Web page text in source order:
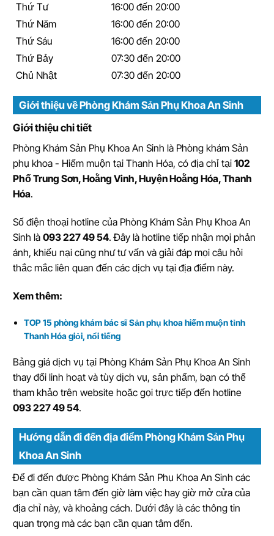
Thứ Tư
16:00 đến 20:00
Thứ Năm
16:00 đến 20:00
Thứ Sáu
16:00 đến 20:00
Thứ Bảy
07:30 đến 20:00
Chủ Nhật
07:30 đến 20:00
Giới thiệu về Phòng Khám Sản Phụ Khoa An Sinh
Giới thiệu chi tiết
Phòng Khám Sản Phụ Khoa An Sinh là Phòng khám Sản
phụ khoa - Hiếm muộn tại Thanh Hóa, có địa chỉ tại 102
Phố Trung Sơn, Hoằng Vinh, Huyện Hoằng Hóa, Thanh
Hóa.
Số điện thoại hotline của Phòng Khám Sản Phụ Khoa An
Sinh là 093 227 49 54. Đây là hotline tiếp nhận mọi phản
ánh, khiếu nại cũng như tư vấn và giải đáp mọi câu hỏi
thắc mắc liên quan đến các dịch vụ tại địa điểm này.
Xem thêm:
TOP 15 phòng khám bác sĩ Sản phụ khoa hiếm muộn tỉnh
Thanh Hóa giỏi, nổi tiếng
Bảng giá dịch vụ tại Phòng Khám Sản Phụ Khoa An Sinh
thay đổi linh hoạt và tùy dịch vụ, sản phẩm, bạn có thể
tham khảo trên website hoặc gọi trực tiếp đến hotline
093 227 49 54.
Hướng dẫn đi đến địa điểm Phòng Khám Sản Phụ
Khoa An Sinh
Để đi đến được Phòng Khám Sản Phụ Khoa An Sinh các
bạn cần quan tâm đến giờ làm việc hay giờ mở cửa của
địa chỉ này, và khoảng cách. Dưới đây là các thông tin
quan trọng mà các bạn cần quan tâm đến.